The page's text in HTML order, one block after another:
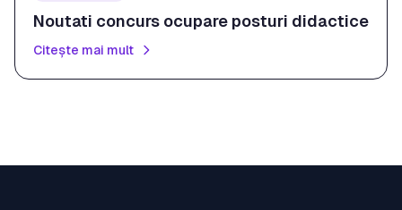
Noutati concurs ocupare posturi didactice
Citește mai mult